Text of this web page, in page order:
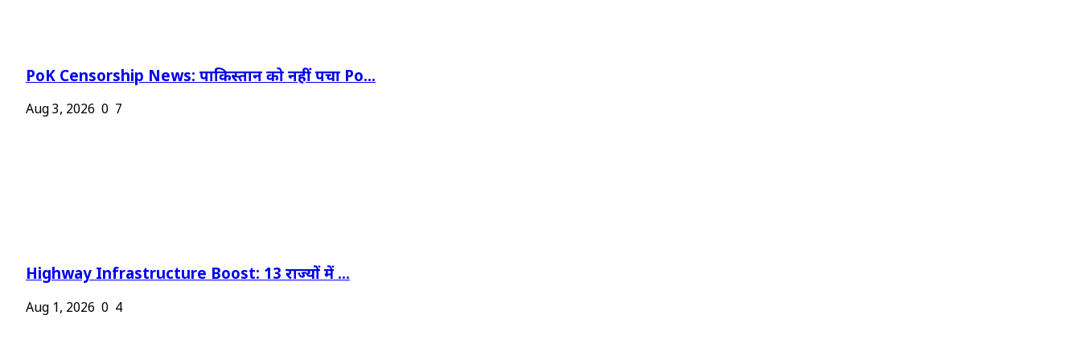
PoK Censorship News: पाकिस्तान को नहीं पचा Po...
Aug 3, 2026 0 7
Highway Infrastructure Boost: 13 राज्यों में ...
Aug 1, 2026 0 4